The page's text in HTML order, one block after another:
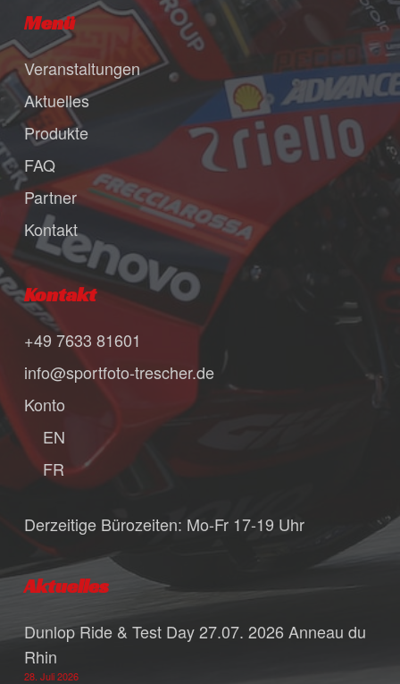
Menü
Veranstaltungen
Aktuelles
Produkte
FAQ
Partner
Kontakt
Kontakt
+49 7633 81601
info@sportfoto-trescher.de
Konto
EN
FR
Derzeitige Bürozeiten: Mo-Fr 17-19 Uhr
Aktuelles
Dunlop Ride & Test Day 27.07. 2026 Anneau du
Rhin
28. Juli 2026